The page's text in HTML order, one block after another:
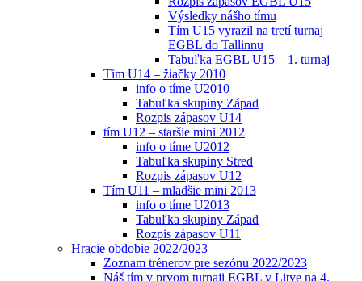
Výsledky nášho tímu
Tím U15 vyrazil na tretí turnaj
EGBL do Tallinnu
Tabuľka EGBL U15 – 1. turnaj
Tím U14 – žiačky 2010
info o tíme U2010
Tabuľka skupiny Západ
Rozpis zápasov U14
tím U12 – staršie mini 2012
info o tíme U2012
Tabuľka skupiny Stred
Rozpis zápasov U12
Tím U11 – mladšie mini 2013
info o tíme U2013
Tabuľka skupiny Západ
Rozpis zápasov U11
Hracie obdobie 2022/2023
Zoznam trénerov pre sezónu 2022/2023
Náš tím v prvom turnaji EGBL v Litve na 4.